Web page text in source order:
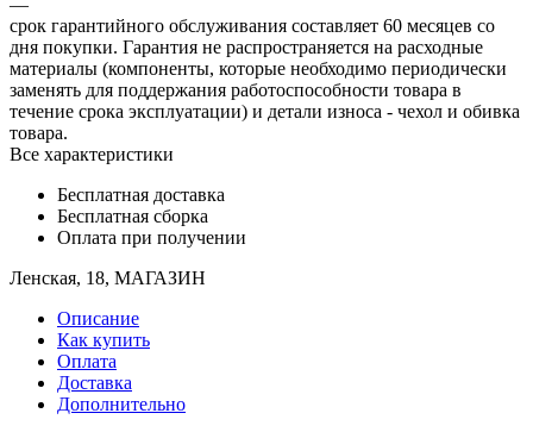
срок гарантийного обслуживания составляет 60 месяцев со
дня покупки. Гарантия не распространяется на расходные
материалы (компоненты, которые необходимо периодически
заменять для поддержания работоспособности товара в
течение срока эксплуатации) и детали износа - чехол и обивка
товара.
Все характеристики
Бесплатная доставка
Бесплатная сборка
Оплата при получении
Ленская, 18, МАГАЗИН
Описание
Как купить
Оплата
Доставка
Дополнительно